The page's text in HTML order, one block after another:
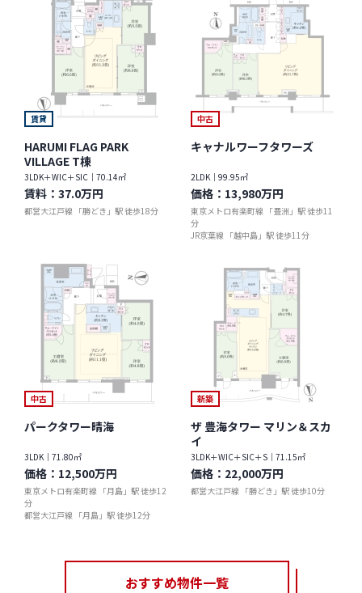
賃貸
HARUMI FLAG PARK
VILLAGE T棟
3LDK＋WIC＋SIC｜70.14㎡
賃料： 37.0万円
都営大江戸線 「勝どき」駅 徒歩18分
中古
キャナルワーフタワーズ
2LDK｜99.95㎡
価格： 13,980万円
東京メトロ有楽町線 「豊洲」駅 徒歩11
分
JR京葉線 「越中島」駅 徒歩11分
中古
パークタワー晴海
3LDK｜71.80㎡
価格： 12,500万円
東京メトロ有楽町線 「月島」駅 徒歩12
分
都営大江戸線 「月島」駅 徒歩12分
新築
ザ 豊海タワー マリン＆スカ
イ
3LDK＋WIC＋SIC＋S｜71.15㎡
価格： 22,000万円
都営大江戸線 「勝どき」駅 徒歩10分
おすすめ物件一覧